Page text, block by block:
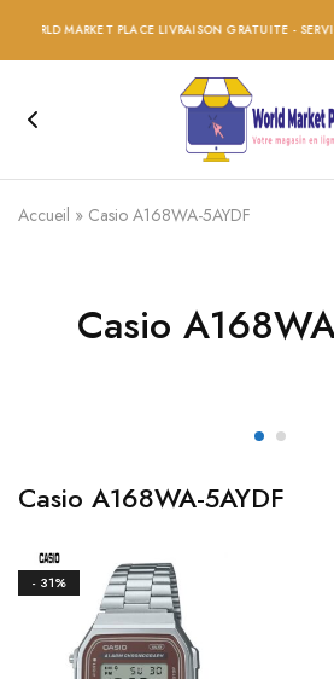
WORLD MARKET PLACE LIVRAISON GRATUITE -
Accueil » Casio A168WA-5AYDF
Casio
Casio A168WA-5AYDF
- 31%